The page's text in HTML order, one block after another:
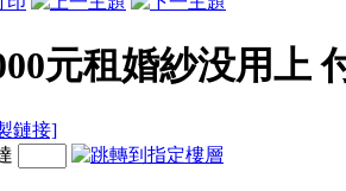
元租婚紗没用上
鏈接]